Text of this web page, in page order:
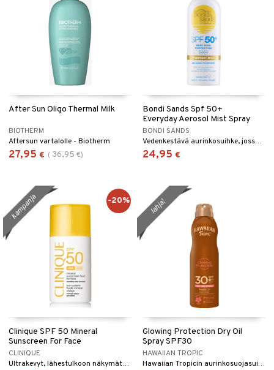
After Sun Oligo Thermal Milk
BIOTHERM
Aftersun vartalolle - Biotherm
27,95 € ( 36,95 €)
Bondi Sands Spf 50+
Everyday Aerosol Mist Spray
BONDI SANDS
Vedenkestävä aurinkosuihke, jossa on SPF 50, Bondi Sandsilta.
24,95 €
Clinique SPF 50 Mineral
Sunscreen For Face
CLINIQUE
Ultrakevyt, lähestulkoon näkymätön 100 % mineraalipitoinen aurinkosuodatin. Uskomattoman miellyttävä, sopii myös herkälle iholle.
kampanja -20%
Glowing Protection Dry Oil
Spray SPF30
HAWAIIAN TROPIC
Hawaiian Tropicin aurinkosuojasuihke, SPF 30.
lahja!